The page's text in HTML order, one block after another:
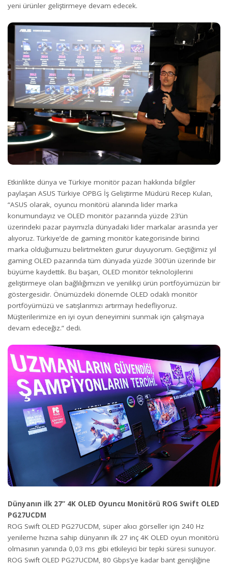
yeni ürünler geliştirmeye devam edecek.
Etkinlikte dünya ve Türkiye monitör pazarı hakkında bilgiler
paylaşan ASUS Türkiye OPBG İş Geliştirme Müdürü Recep Kulan,
“ASUS olarak, oyuncu monitörü alanında lider marka
konumundayız ve OLED monitör pazarında yüzde 23’ün
üzerindeki pazar payımızla dünyadaki lider markalar arasında yer
alıyoruz. Türkiye’de de gaming monitör kategorisinde birinci
marka olduğumuzu belirtmekten gurur duyuyorum. Geçtiğimiz yıl
gaming OLED pazarında tüm dünyada yüzde 300’ün üzerinde bir
büyüme kaydettik. Bu başarı, OLED monitör teknolojilerini
geliştirmeye olan bağlılığımızın ve yenilikçi ürün portföyümüzün bir
göstergesidir. Önümüzdeki dönemde OLED odaklı monitör
portföyümüzü ve satışlarımızı artırmayı hedefliyoruz.
Müşterilerimize en iyi oyun deneyimini sunmak için çalışmaya
devam edeceğiz.” dedi.
Dünyanın ilk 27” 4K OLED Oyuncu Monitörü ROG Swift OLED
PG27UCDM
ROG Swift OLED PG27UCDM, süper akıcı görseller için 240 Hz
yenileme hızına sahip dünyanın ilk 27 inç 4K OLED oyun monitörü
olmasının yanında 0,03 ms gibi etkileyici bir tepki süresi sunuyor.
ROG Swift OLED PG27UCDM, 80 Gbps’ye kadar bant genişliğine